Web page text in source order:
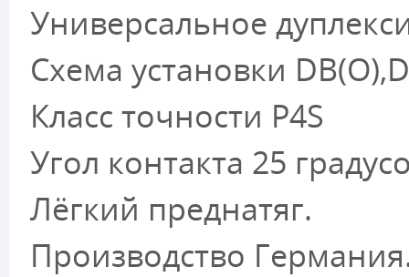
Универсальное
Схема установки
Класс точности P4S
Угол контакта 25
Лёгкий преднатяг.
Производство